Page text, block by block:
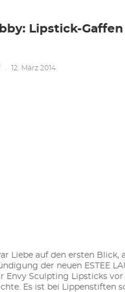
Lipstick-Gaffen
12. März 2014
Liebe auf den ersten Blick,
der neuen ESTEE
Envy Sculpting Lipsticks vor
Es ist bei Lippenstiften